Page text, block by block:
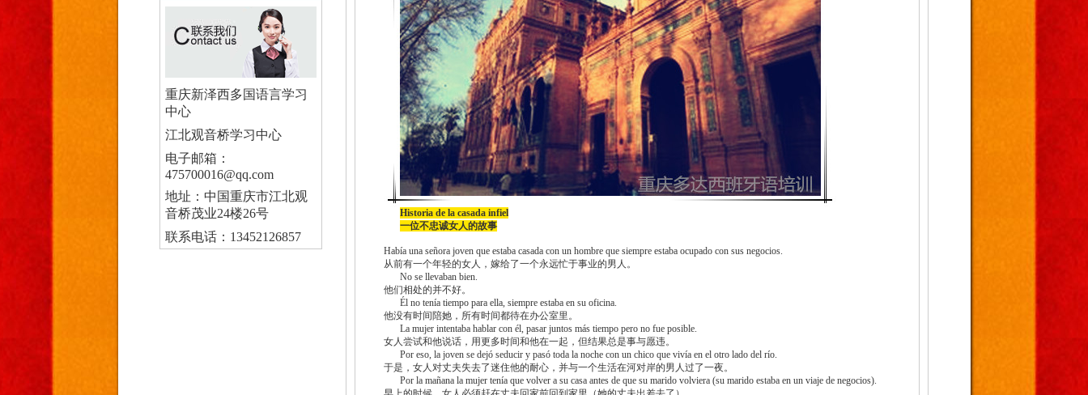
重庆新泽西多国语言学习
中心
江北观音桥学习中心
电子邮箱：
475700016@qq.com
地址：中国重庆市江北观
音桥茂业24楼26号
联系电话：13452126857
Historia de la casada infiel
一位不忠诚女人的故事
Había una señora joven que estaba casada con un hombre que siempre estaba ocupado con sus negocios.
从前有一个年轻的女人，嫁给了一个永远忙于事业的男人。
No se llevaban bien.
他们相处的并不好。
Él no tenía tiempo para ella, siempre estaba en su oficina.
他没有时间陪她，所有时间都待在办公室里。
La mujer intentaba hablar con él, pasar juntos más tiempo pero no fue posible.
女人尝试和他说话，用更多时间和他在一起，但结果总是事与愿违。
Por eso, la joven se dejó seducir y pasó toda la noche con un chico que vivía en el otro lado del río.
于是，女人对丈夫失去了迷住他的耐心，并与一个生活在河对岸的男人过了一夜。
⁪Por la mañana la mujer tenía que volver a su casa antes de que su marido volviera (su marido estaba en un viaje de negocios).